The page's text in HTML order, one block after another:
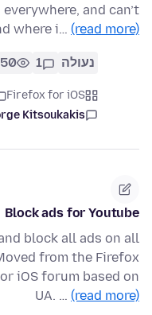
and can’t
where i… (read more)
נעולה 1
50
Firefox for iOS
Kitsoukakis
Block ads for Youtube
block all ads on all
from the Firefox
iOS forum based on
UA. … (read more)